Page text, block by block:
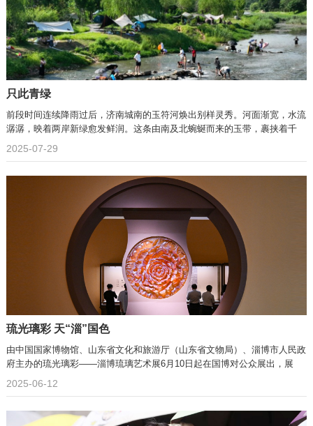
只此青绿
前段时间连续降雨过后，济南城南的玉符河焕出别样灵秀。河面渐宽，水流
潺潺，映着两岸新绿愈发鲜润。这条由南及北蜿蜒而来的玉带，裹挟着千
2025-07-29
琉光璃彩 天“淄”国色
由中国国家博物馆、山东省文化和旅游厅（山东省文物局）、淄博市人民政
府主办的琉光璃彩——淄博琉璃艺术展6月10日起在国博对公众展出，展
2025-06-12